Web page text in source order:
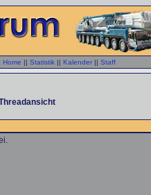
Home || Statistik || Kalender || Staff